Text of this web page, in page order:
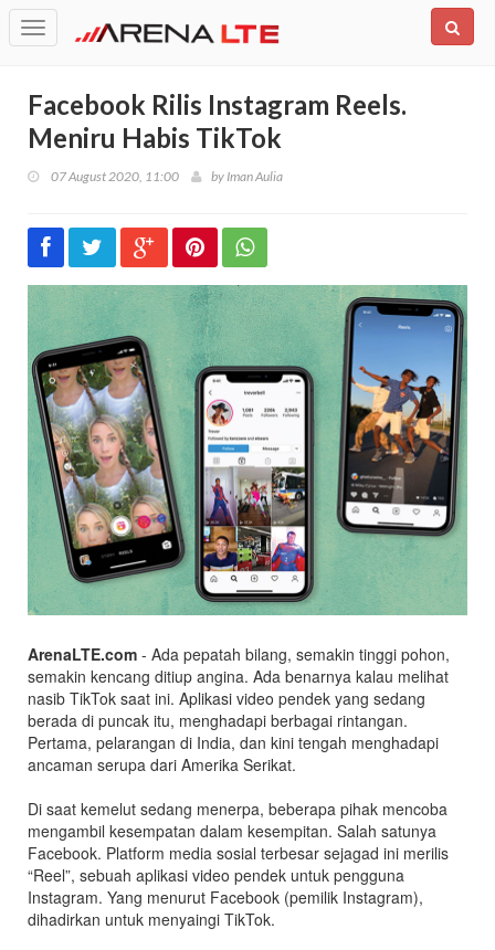
Toggle
navigation
Facebook Rilis Instagram Reels.
Meniru Habis TikTok
07 August 2020, 11:00 by Iman Aulia
ArenaLTE.com - Ada pepatah bilang, semakin tinggi pohon,
semakin kencang ditiup angina. Ada benarnya kalau melihat
nasib TikTok saat ini. Aplikasi video pendek yang sedang
berada di puncak itu, menghadapi berbagai rintangan.
Pertama, pelarangan di India, dan kini tengah menghadapi
ancaman serupa dari Amerika Serikat.
Di saat kemelut sedang menerpa, beberapa pihak mencoba
mengambil kesempatan dalam kesempitan. Salah satunya
Facebook. Platform media sosial terbesar sejagad ini merilis
“Reel”, sebuah aplikasi video pendek untuk pengguna
Instagram. Yang menurut Facebook (pemilik Instagram),
dihadirkan untuk menyaingi TikTok.